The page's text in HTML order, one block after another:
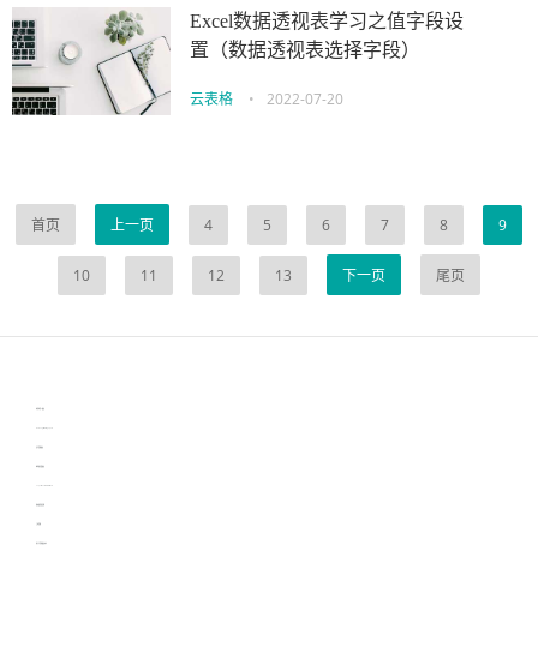
Excel数据透视表学习之值字段设
置（数据透视表选择字段）
云表格 • 2022-07-20
首页 上一页 4 5 6 7 8 9
10 11 12 13 下一页 尾页